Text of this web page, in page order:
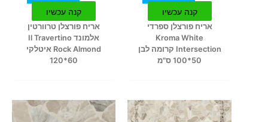
קנה עכשיו
אריח פורצלן ספרדי
Kroma White
Intersection קרומה לבן
50*100 ס"מ
קנה עכשיו
אריח פורצלן טרוורטין
אלמונד Il Travertino
Rock Almond איטלקי
60*120